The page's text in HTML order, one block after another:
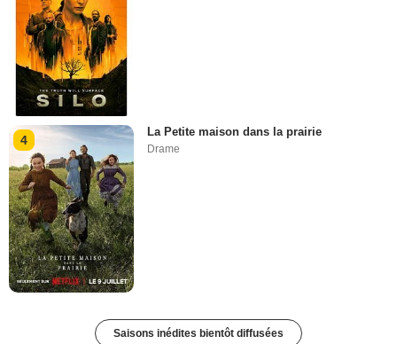
4
La Petite maison dans la prairie
Drame
Saisons inédites bientôt diffusées